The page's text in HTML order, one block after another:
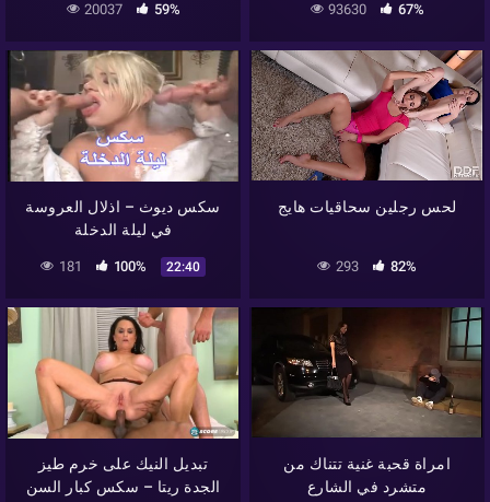
20037 59% 93630 67%
سكس ديوث – اذلال العروسة
في ليلة الدخلة
181 100% 22:40
لحس رجلين سحاقيات هايج
293 82%
تبديل النيك على خرم طيز
الجدة ريتا – سكس كبار السن
امراة قحبة غنية تتناك من
متشرد في الشارع